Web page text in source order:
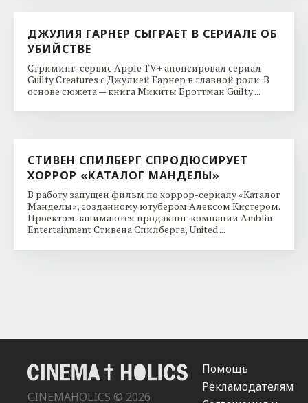
ДЖУЛИЯ ГАРНЕР СЫГРАЕТ В СЕРИАЛЕ ОБ
УБИЙСТВЕ
Стриминг-сервис Apple TV+ анонсировал сериал
Guilty Creatures с Джулией Гарнер в главной роли. В
основе сюжета — книга Микиты Броттман Guilty ...
СТИВЕН СПИЛБЕРГ СПРОДЮСИРУЕТ
ХОРРОР «КАТАЛОГ МАНДЕЛЫ»
В работу запущен фильм по хоррор-сериалу «Каталог
Манделы», созданному ютубером Алексом Кистером.
Проектом занимаются продакшн-компании Amblin
Entertainment Стивена Спилберга, United ...
CINEMAHOLICS © 2026
Помощь
Рекламодателям